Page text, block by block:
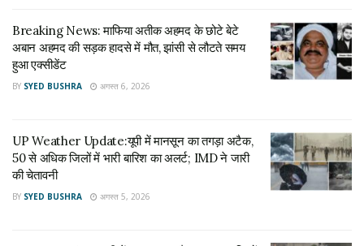
डिप्टी सीएम केशव प्रसाद मौर्य ने मदनी को लेकर ज्यादा टिप्पणी करने से
इन्कार कर दिया। उन्होंने आगे कहा कि कहा कि भारतीय जनता पार्टी पूरी
तरह से अभियान में लगी हुई है । कुछ लोग अनावश्यक रूप से माहौल खराब
बता दें, डिप्टी सीएम केशव प्रसाद मौर्स साकेत नगर में विधान परिषद सदस्य
अरुण पाठक के यहां उनके भाई के निधन के बाद शोक संवेदना व्यक्त करने
Breaking News: माफिया अतीक अहमद के छोटे बेटे
अबान अहमद की सड़क हादसे में मौत, झांसी से लौटते समय
हुआ एक्सीडेंट
BY SYED BUSHRA अगस्त 6, 2026
UP Weather Update:यूपी में मानसून का तगड़ा अटैक,
50 से अधिक जिलों में भारी बारिश का अलर्ट; IMD ने जारी
की चेतावनी
BY SYED BUSHRA अगस्त 5, 2026